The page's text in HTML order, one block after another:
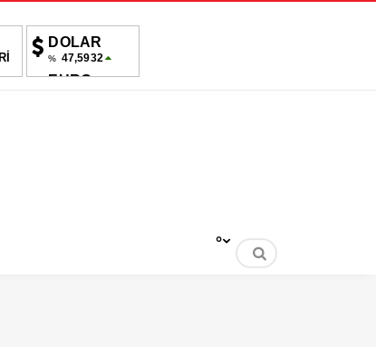
DOLAR
% 47,5932
EURO
°